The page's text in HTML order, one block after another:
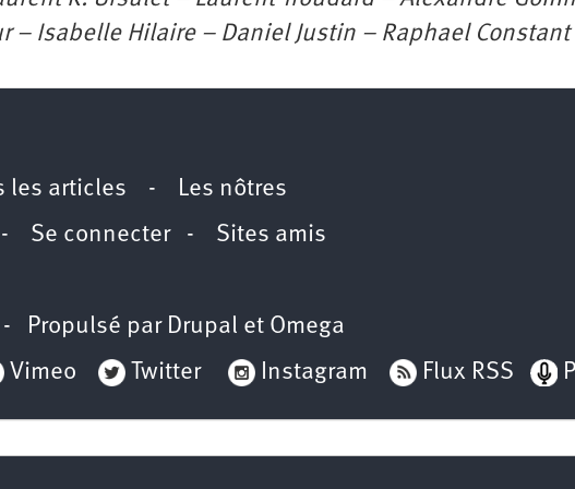
– Isabelle Hilaire – Daniel Justin – Raphael Constant
les articles - Les nôtres
Se connecter- Sites amis
- Propulsé par Drupal et Omega
Vimeo Twitter Instagram Flux RSS